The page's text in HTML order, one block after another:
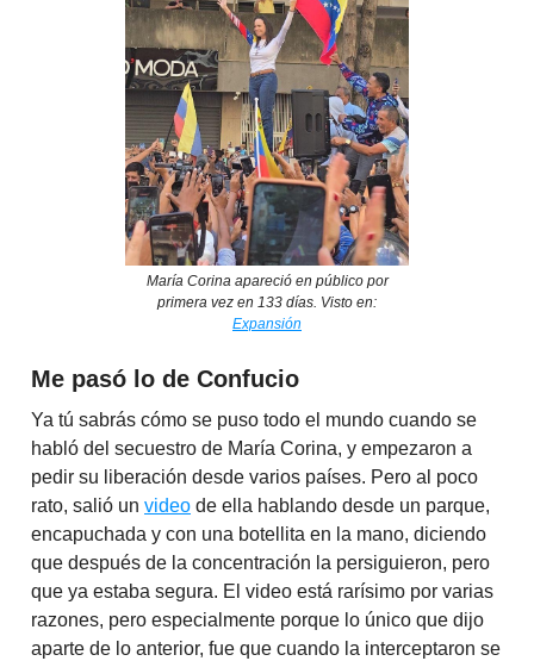
María Corina apareció en público por
primera vez en 133 días. Visto en:
Expansión
Me pasó lo de Confucio
Ya tú sabrás cómo se puso todo el mundo cuando se
habló del secuestro de María Corina, y empezaron a
pedir su liberación desde varios países. Pero al poco
rato, salió un video de ella hablando desde un parque,
encapuchada y con una botellita en la mano, diciendo
que después de la concentración la persiguieron, pero
que ya estaba segura. El video está rarísimo por varias
razones, pero especialmente porque lo único que dijo
aparte de lo anterior, fue que cuando la interceptaron se